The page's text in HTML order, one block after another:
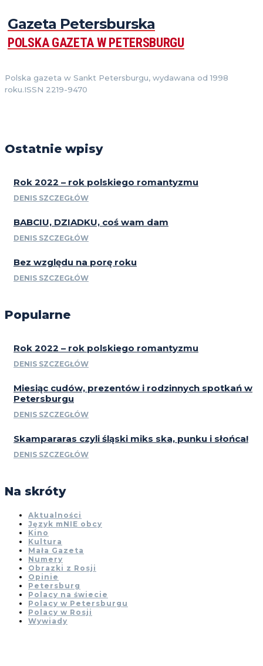
Gazeta Petersburska
POLSKA GAZETA W PETERSBURGU
Polska gazeta w Sankt Petersburgu, wydawana od 1998
roku.ISSN 2219-9470
Ostatnie wpisy
Rok 2022 – rok polskiego romantyzmu
DENIS SZCZEGŁÓW
BABCIU, DZIADKU, coś wam dam
DENIS SZCZEGŁÓW
Bez względu na porę roku
DENIS SZCZEGŁÓW
Popularne
Rok 2022 – rok polskiego romantyzmu
DENIS SZCZEGŁÓW
Miesiąc cudów, prezentów i rodzinnych spotkań w
Petersburgu
DENIS SZCZEGŁÓW
Skampararas czyli śląski miks ska, punku i słońca!
DENIS SZCZEGŁÓW
Na skróty
Aktualności
Język mNIE obcy
Kino
Kultura
Mała Gazeta
Numery
Obrazki z Rosji
Opinie
Petersburg
Polacy na świecie
Polacy w Petersburgu
Polacy w Rosji
Wywiady